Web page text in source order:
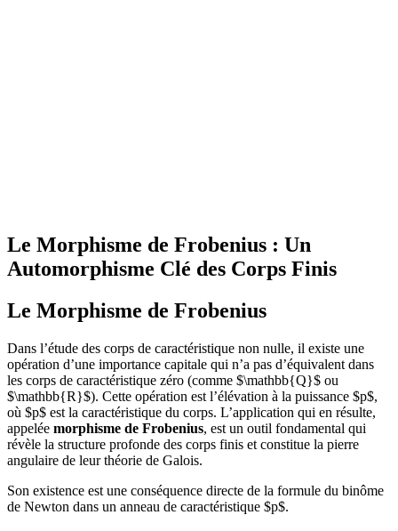
Le Morphisme de Frobenius : Un
Automorphisme Clé des Corps Finis
Le Morphisme de Frobenius
Dans l’étude des corps de caractéristique non nulle, il existe une
opération d’une importance capitale qui n’a pas d’équivalent dans
les corps de caractéristique zéro (comme $\mathbb{Q}$ ou
$\mathbb{R}$). Cette opération est l’élévation à la puissance $p$,
où $p$ est la caractéristique du corps. L’application qui en résulte,
appelée morphisme de Frobenius, est un outil fondamental qui
révèle la structure profonde des corps finis et constitue la pierre
angulaire de leur théorie de Galois.
Son existence est une conséquence directe de la formule du binôme
de Newton dans un anneau de caractéristique $p$.